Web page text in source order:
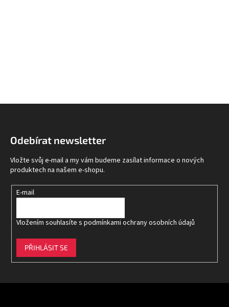
Odebírat newsletter
Vložte svůj e-mail a my vám budeme zasílat informace o nových
produktech na našem e-shopu.
E-mail
Vložením souhlasíte s podmínkami ochrany osobních údajů
PŘIHLÁSIT SE